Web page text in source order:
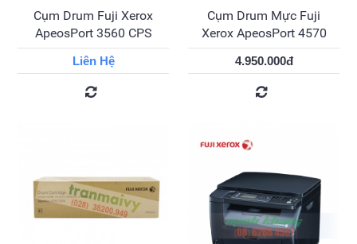
Cụm Drum Fuji Xerox
ApeosPort 3560 CPS
Liên Hệ
Cụm Drum Mực Fuji
Xerox ApeosPort 4570
4.950.000đ